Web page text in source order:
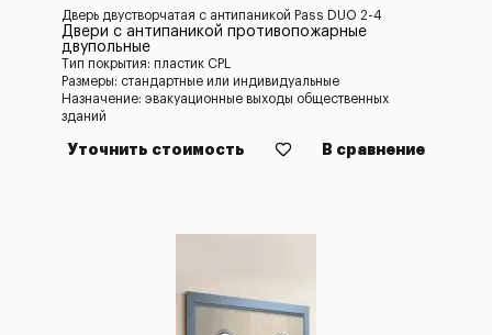
Дверь двустворчатая с антипаникой Pass DUO 2-4
Двери с антипаникой противопожарные
двупольные
Тип покрытия: пластик CPL
Размеры: стандартные или индивидуальные
Назначение: эвакуационные выходы общественных
зданий
Уточнить стоимость В сравнение